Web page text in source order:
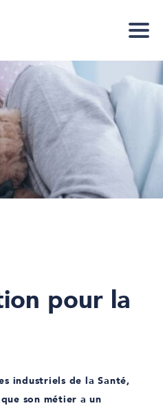
pour la
industriels de la Santé,
son métier a un